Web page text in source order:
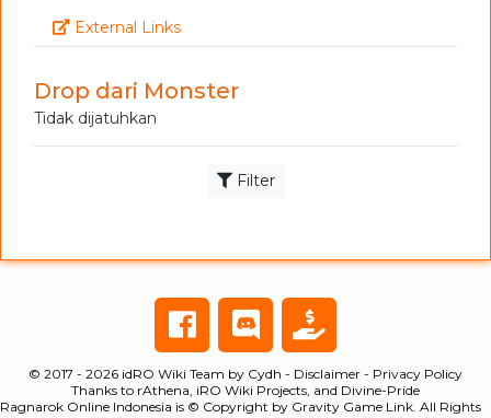
External LinksLink
Drop dari Monster
Tidak dijatuhkan
Filter
© 2017 - 2026 idRO Wiki Team by Cydh - Disclaimer - Privacy Policy
Thanks to rAthena iRO Wiki Projects , and Divine-Pride
Ragnarok Online Indonesia is © Copyright by Gravity Game Link . All Rights